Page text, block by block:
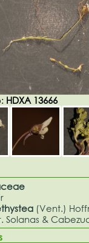
HDXA 13666
(Vent.)
Solanas &